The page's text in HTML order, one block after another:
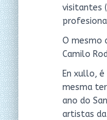
visitantes
O mesmo
Camilo
En xullo,
mesma
ano do
artistas